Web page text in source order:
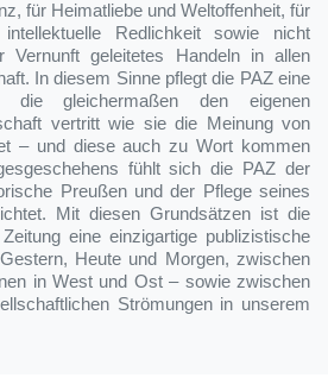
für Heimatliebe und Weltoffenheit, für
intellektuelle Redlichkeit sowie nicht
geleitetes Handeln in allen
In diesem Sinne pflegt die PAZ eine
die gleichermaßen den eigenen
vertritt wie sie die Meinung von
– und diese auch zu Wort kommen
fühlt sich die PAZ der
Preußen und der Pflege seines
Mit diesen Grundsätzen ist die
eine einzigartige publizistische
Heute und Morgen, zwischen
in West und Ost – sowie zwischen
Strömungen in unserem